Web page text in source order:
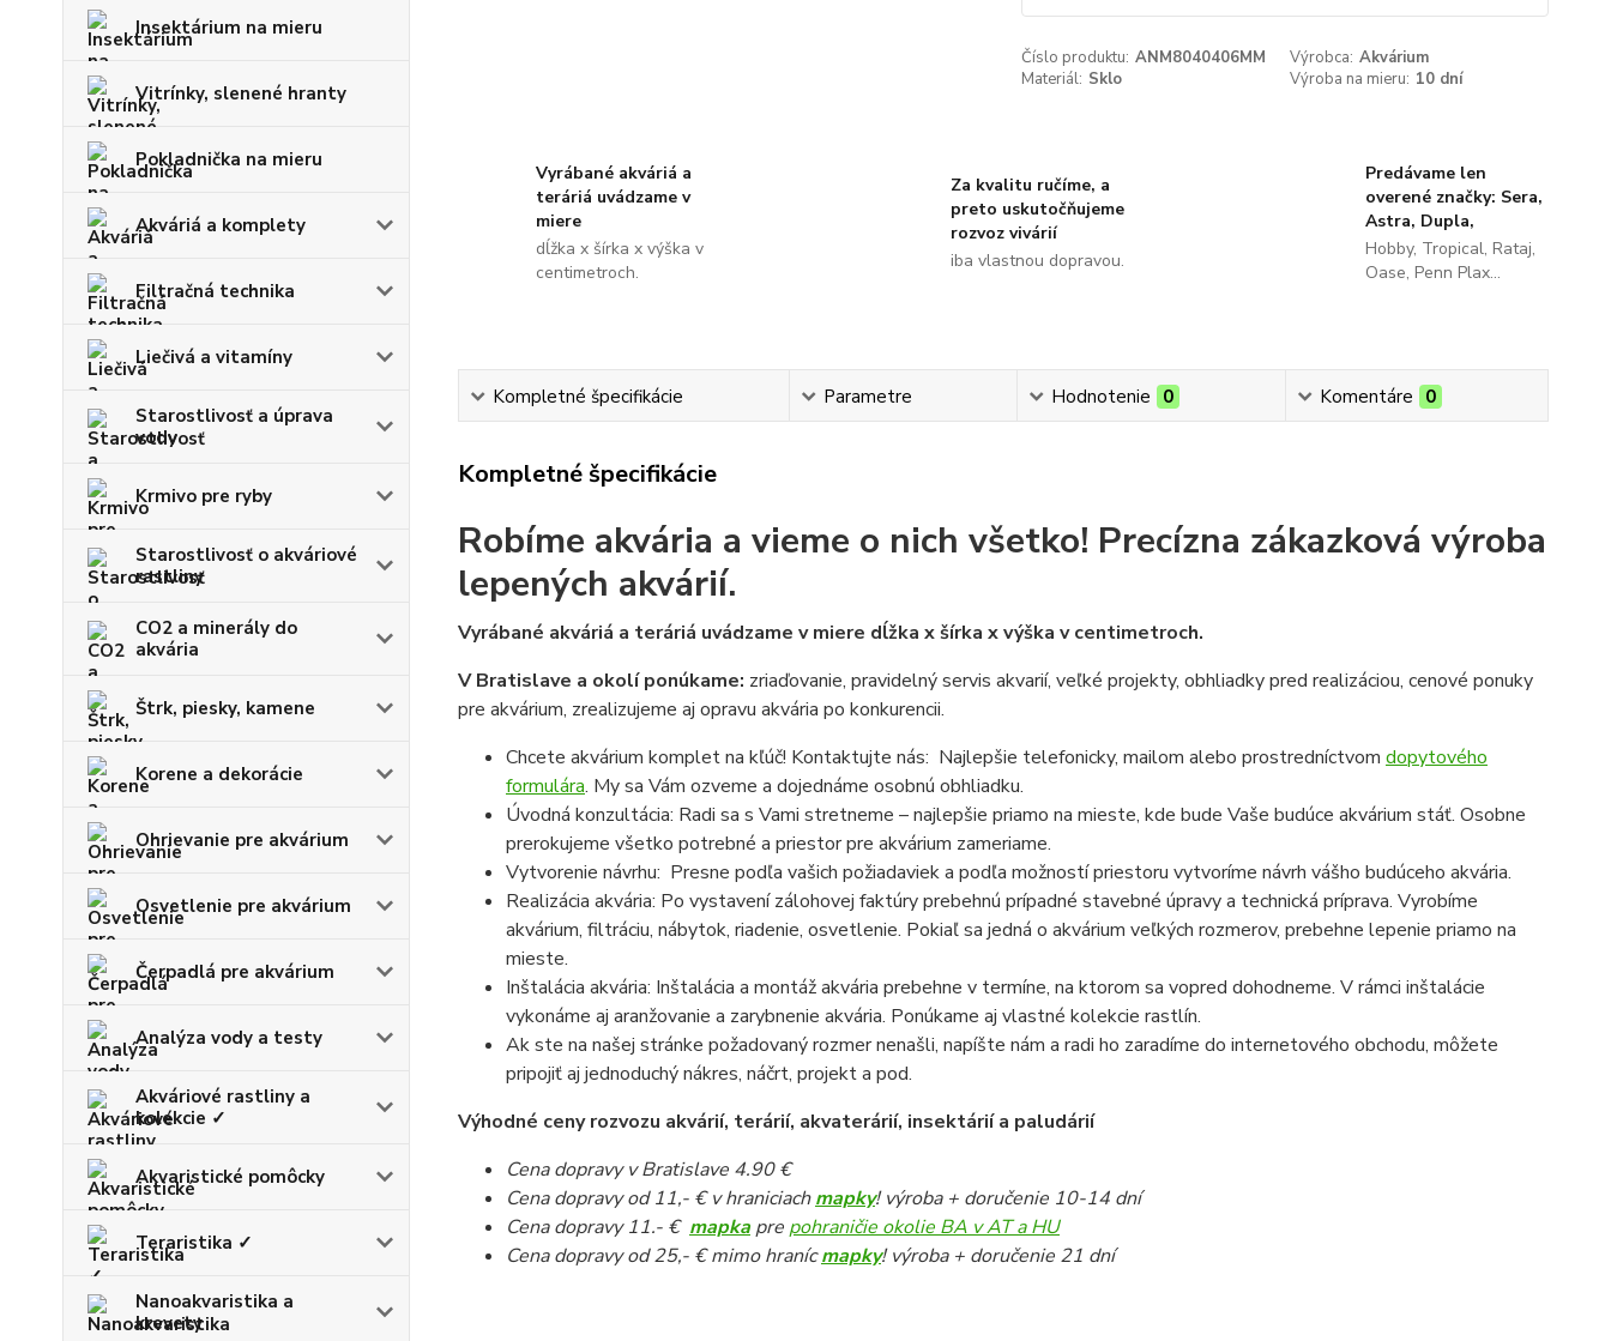
Insektárium na mieru
Vitrínky, slenené hranty
Pokladnička na mieru
Akváriá a komplety
Filtračná technika
Liečivá a vitamíny
Starostlivosť a úprava
vody
Krmivo pre ryby
Starostlivosť o akváriové
rastliny
CO2 a minerály do
akvária
Štrk, piesky, kamene
Korene a dekorácie
Ohrievanie pre akvárium
Osvetlenie pre akvárium
Čerpadlá pre akvárium
Analýza vody a testy
Akváriové rastliny a
kolekcie ✓
Akvaristické pomôcky
Teraristika ✓
Nanoakvaristika a
krevety
Číslo produktu: ANM8040406MM Výrobca: Akvárium
Materiál: Sklo Výroba na mieru: 10 dní
Vyrábané akváriá a
teráriá uvádzame v
miere
dĺžka x šírka x výška v
centimetroch.
Za kvalitu ručíme, a
preto uskutočňujeme
rozvoz vivárií
iba vlastnou dopravou.
Predávame len
overené značky: Sera,
Astra, Dupla,
Hobby, Tropical, Rataj,
Oase, Penn Plax...
Kompletné špecifikácie Parametre Hodnotenie 0 Komentáre 0
Kompletné špecifikácie
Robíme akvária a vieme o nich všetko! Precízna zákazková výroba
lepených akvárií.
Vyrábané akváriá a teráriá uvádzame v miere dĺžka x šírka x výška v centimetroch.
V Bratislave a okolí ponúkame: zriaďovanie, pravidelný servis akvarií, veľké projekty, obhliadky pred realizáciou, cenové ponuky
pre akvárium, zrealizujeme aj opravu akvária po konkurencii.
Chcete akvárium komplet na kľúč! Kontaktujte nás: Najlepšie telefonicky, mailom alebo prostredníctvom dopytového
formulára. My sa Vám ozveme a dojednáme osobnú obhliadku.
Úvodná konzultácia: Radi sa s Vami stretneme – najlepšie priamo na mieste, kde bude Vaše budúce akvárium stáť. Osobne
prerokujeme všetko potrebné a priestor pre akvárium zameriame.
Vytvorenie návrhu: Presne podľa vašich požiadaviek a podľa možností priestoru vytvoríme návrh vášho budúceho akvária.
Realizácia akvária: Po vystavení zálohovej faktúry prebehnú prípadné stavebné úpravy a technická príprava. Vyrobíme
akvárium, filtráciu, nábytok, riadenie, osvetlenie. Pokiaľ sa jedná o akvárium veľkých rozmerov, prebehne lepenie priamo na
mieste.
Inštalácia akvária: Inštalácia a montáž akvária prebehne v termíne, na ktorom sa vopred dohodneme. V rámci inštalácie
vykonáme aj aranžovanie a zarybnenie akvária. Ponúkame aj vlastné kolekcie rastlín.
Ak ste na našej stránke požadovaný rozmer nenašli, napíšte nám a radi ho zaradíme do internetového obchodu, môžete
pripojiť aj jednoduchý nákres, náčrt, projekt a pod.
Výhodné ceny rozvozu akvárií, terárií, akvaterárií, insektárií a paludárií
Cena dopravy v Bratislave 4.90 €
Cena dopravy od 11,- € v hraniciachmapky! výroba + doručenie 10-14 dní
Cena dopravy 11.- € mapkapre pohraničie okolie BA v AT a HU
Cena dopravy od 25,- € mimo hranícmapky! výroba + doručenie 21 dní